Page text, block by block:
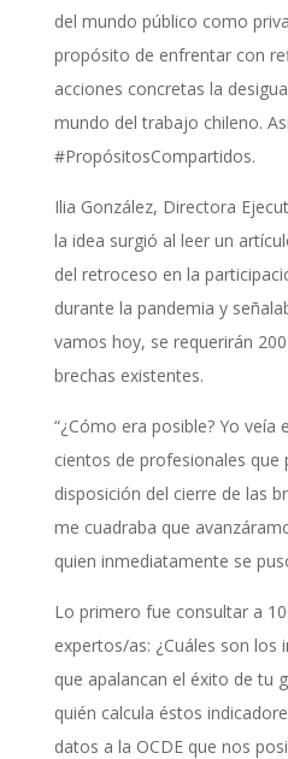
del mundo público como
propósito de enfrentar con
acciones concretas la
mundo del trabajo chileno.
#PropósitosCompartidos.
Ilia González, Directora
la idea surgió al leer un
del retroceso en la
durante la pandemia y
vamos hoy, se requerirán
brechas existentes.
“¿Cómo era posible? Yo
cientos de profesionales
disposición del cierre de las
me cuadraba que
quien inmediatamente se
Lo primero fue consultar a
expertos/as: ¿Cuáles son los
que apalancan el éxito de tu
quién calcula éstos
datos a la OCDE que nos